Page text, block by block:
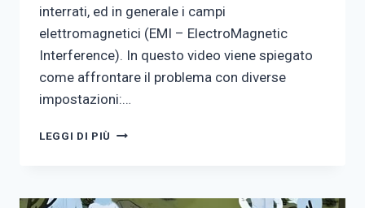
interrati, ed in generale i campi
elettromagnetici (EMI – ElectroMagnetic
Interference). In questo video viene spiegato
come affrontare il problema con diverse
impostazioni:…
LEGGI DI PIÙ STABILITÀ
(VIDEO)